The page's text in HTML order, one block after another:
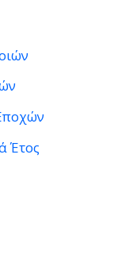
Έτος